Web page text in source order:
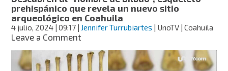
prehispánico que revela un nuevo sitio
arqueológico en Coahuila
4 julio, 2024 | 09:17 Jennifer Turrubiartes | UnoTV | Coahuila
Leave a Commenton
al
“Hombre